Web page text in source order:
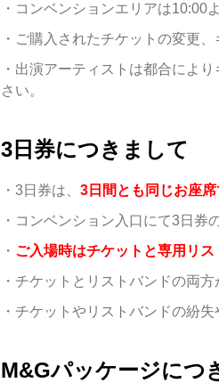
・コンベンションエリアは10:00
・ご購入されたチケットの変更
・出演アーティストは都合によ
さい。
3日券につきまして
・3日券は、 3日間とも同じお座
・コンベンション入口にて3日券
・ ご入場時はチケットと専用リ
・チケットとリストバンドの両
・チケットやリストバンドの紛失
M&Gパッケージにつ